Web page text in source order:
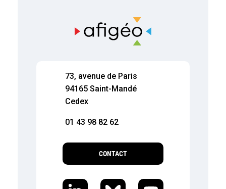
73, avenue de Paris
94165 Saint-Mandé
Cedex
01 43 98 82 62
CONTACT